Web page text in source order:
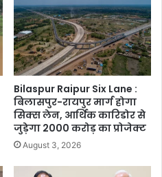
Bilaspur Raipur Six Lane :
बिलासपुर-रायपुर मार्ग होगा
सिक्स लेन, आर्थिक कारिडोर से
जुड़ेगा 2000 करोड़ का प्रोजेक्ट
August 3, 2026